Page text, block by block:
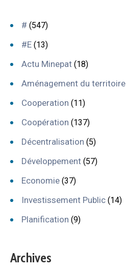
# (547)
#E (13)
Actu Minepat (18)
Aménagement du territoire
Cooperation (11)
Coopération (137)
Décentralisation (5)
Développement (57)
Economie (37)
Investissement Public (14)
Planification (9)
Archives